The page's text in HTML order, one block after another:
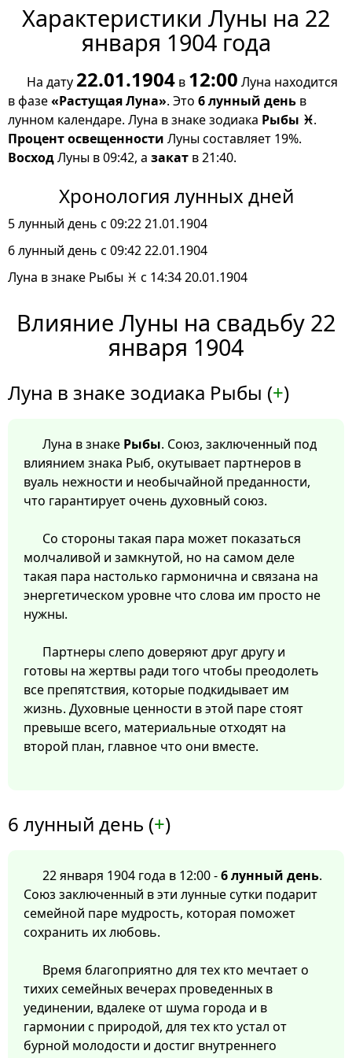
Характеристики Луны на 22
января 1904 года
На дату 22.01.1904 в 12:00 Луна находится
в фазе«Растущая Луна». Это 6 лунный день в
лунном календаре. Луна в знаке зодиака Рыбы ♓.
Процент освещенности Луны составляет 19%.
ВосходЛуны в 09:42, а закат в 21:40.
Хронология лунных дней
5 лунный день с 09:22 21.01.1904
6 лунный день с 09:42 22.01.1904
Луна в знаке Рыбы ♓ с 14:34 20.01.1904
Влияние Луны на свадьбу 22
января 1904
Луна в знаке зодиака Рыбы (+)
Луна в знаке Рыбы. Союз, заключенный под
влиянием знака Рыб, окутывает партнеров в
вуаль нежности и необычайной преданности,
что гарантирует очень духовный союз.
Со стороны такая пара может показаться
молчаливой и замкнутой, но на самом деле
такая пара настолько гармонична и связана на
энергетическом уровне что слова им просто не
нужны.
Партнеры слепо доверяют друг другу и
готовы на жертвы ради того чтобы преодолеть
все препятствия, которые подкидывает им
жизнь. Духовные ценности в этой паре стоят
превыше всего, материальные отходят на
второй план, главное что они вместе.
6 лунный день (+)
22 января 1904 года в 12:00 -6 лунный день.
Союз заключенный в эти лунные сутки подарит
семейной паре мудрость, которая поможет
сохранить их любовь.
Время благоприятно для тех кто мечтает о
тихих семейных вечерах проведенных в
уединении, вдалеке от шума города и в
гармонии с природой, для тех кто устал от
бурной молодости и достиг внутреннего